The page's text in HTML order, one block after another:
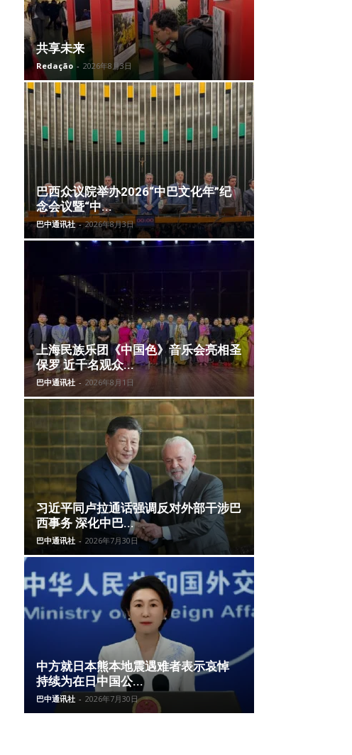
共享未来
Redação - 2026年8月3日
巴西众议院举办2026“中巴文化年”纪
念会议暨“中...
巴中通讯社 - 2026年8月3日
上海民族乐团《中国色》音乐会亮相圣
保罗 近千名观众...
巴中通讯社 - 2026年8月1日
习近平同卢拉通话强调反对外部干涉巴
西事务 深化中巴...
巴中通讯社 - 2026年7月30日
中方就日本熊本地震遇难者表示哀悼
持续为在日中国公...
巴中通讯社 - 2026年7月30日